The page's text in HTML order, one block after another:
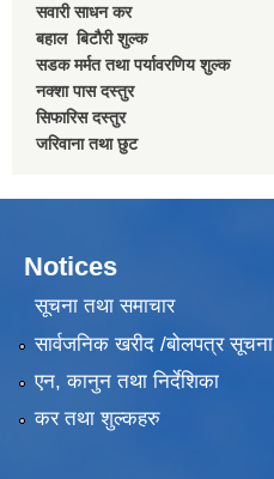
सवारी साधन कर
बहाल बिटाैरी शुल्क
सडक मर्मत तथा पर्यावरणिय शुल्क
नक्शा पास दस्तुर
सिफारिस दस्तुर
जरिवाना तथा छुट
Notices
सूचना तथा समाचार
सार्वजनिक खरीद /बोलपत्र सूचना
एन, कानुन तथा निर्देशिका
कर तथा शुल्कहरु